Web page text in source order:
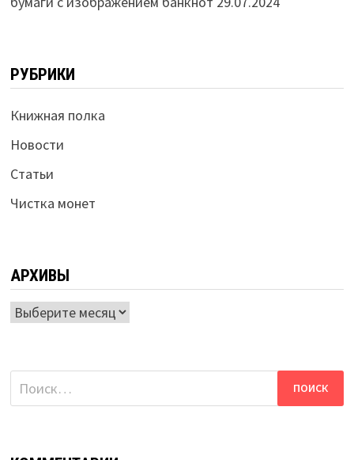
РУБРИКИ
Книжная полка
Новости
Статьи
Чистка монет
АРХИВЫ
Архивы
Найти: